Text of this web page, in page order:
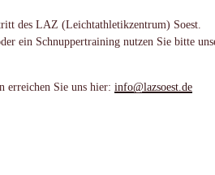
des LAZ (Leichtathletikzentrum) Soest.
ein Schnuppertraining nutzen Sie bitte
erreichen Sie uns hier: info@lazsoest.de